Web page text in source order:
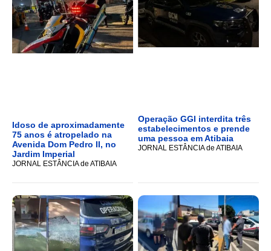
Idoso de aproximadamente
75 anos é atropelado na
Avenida Dom Pedro II, no
Jardim Imperial
JORNAL ESTÂNCIA de ATIBAIA
Operação GGI interdita três
estabelecimentos e prende
uma pessoa em Atibaia
JORNAL ESTÂNCIA de ATIBAIA